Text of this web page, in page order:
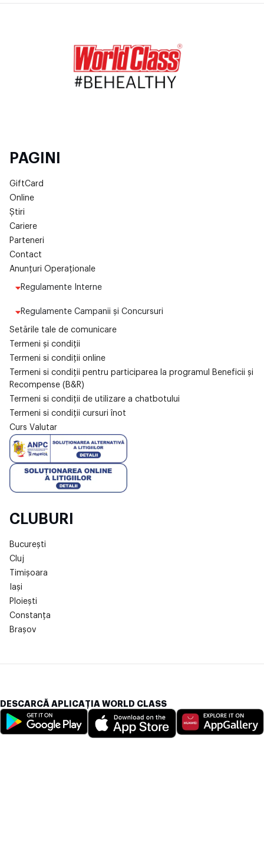
PAGINI
GiftCard
Online
Știri
Cariere
Parteneri
Contact
Anunțuri Operaționale
Regulamente Interne
Regulamente Campanii și Concursuri
Setările tale de comunicare
Termeni și condiții
Termeni si condiții online
Termeni si condiții pentru participarea la programul Beneficii și
Recompense (B&R)
Termeni si condiții de utilizare a chatbotului
Termeni si condiții cursuri înot
Curs Valutar
CLUBURI
București
Cluj
Timișoara
Iași
Ploiești
Constanța
Brașov
DESCARCĂ APLICAȚIA WORLD CLASS